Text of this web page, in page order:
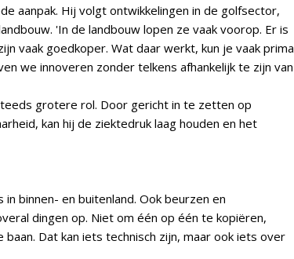
aanpak. Hij volgt ontwikkelingen in de golfsector,
'In de landbouw lopen ze vaak voorop. Er is
vaak goedkoper. Wat daar werkt, kun je vaak prima
we innoveren zonder telkens afhankelijk te zijn van
grotere rol. Door gericht in te zetten op
kan hij de ziektedruk laag houden en het
binnen- en buitenland. Ook beurzen en
dingen op. Niet om één op één te kopiëren,
Dat kan iets technisch zijn, maar ook iets over